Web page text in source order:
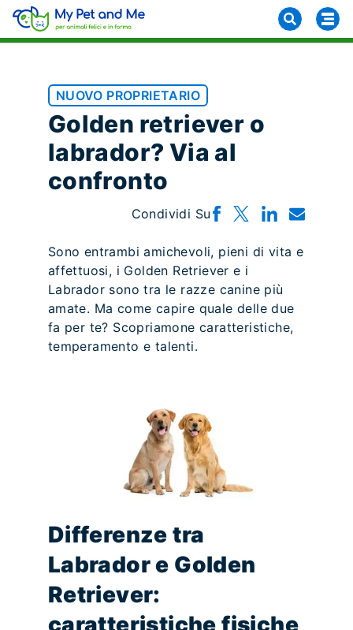
NUOVO PROPRIETARIO
Golden retriever o
labrador? Via al
confronto
Condividi Su
Sono entrambi amichevoli, pieni di vita e
affettuosi, i Golden Retriever e i
Labrador sono tra le razze canine più
amate. Ma come capire quale delle due
fa per te? Scopriamone caratteristiche,
temperamento e talenti.
Differenze tra
Labrador e Golden
Retriever: